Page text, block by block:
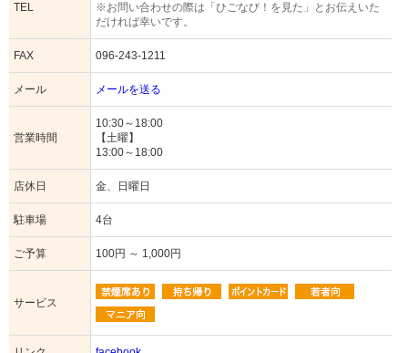
TEL
※お問い合わせの際は「ひごなび！を見た」とお伝えいた
だければ幸いです。
FAX 096-243-1211
メール メールを送る
営業時間
10:30～18:00
【土曜】
13:00～18:00
店休日 金、日曜日
駐車場 4台
ご予算 100円 ～ 1,000円
サービス